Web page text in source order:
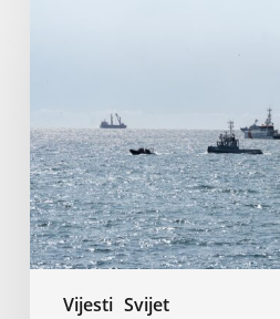
Vijesti Svijet
žitaricama,
ugljem
i
željeznom
rudom